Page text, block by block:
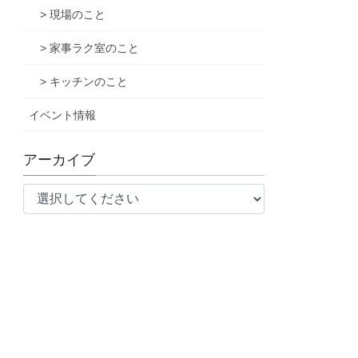
> 現場のこと
> 家事ラク室のこと
> キッチンのこと
イベント情報
アーカイブ